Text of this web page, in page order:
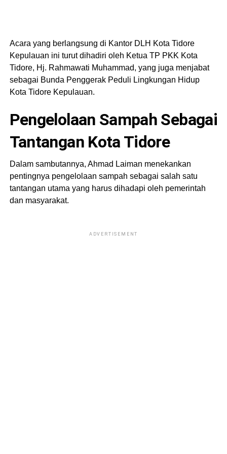
Acara yang berlangsung di Kantor DLH Kota Tidore
Kepulauan ini turut dihadiri oleh Ketua TP PKK Kota
Tidore, Hj. Rahmawati Muhammad, yang juga menjabat
sebagai Bunda Penggerak Peduli Lingkungan Hidup
Kota Tidore Kepulauan.
Pengelolaan Sampah Sebagai
Tantangan Kota Tidore
Dalam sambutannya, Ahmad Laiman menekankan
pentingnya pengelolaan sampah sebagai salah satu
tantangan utama yang harus dihadapi oleh pemerintah
dan masyarakat.
ADVERTISEMENT